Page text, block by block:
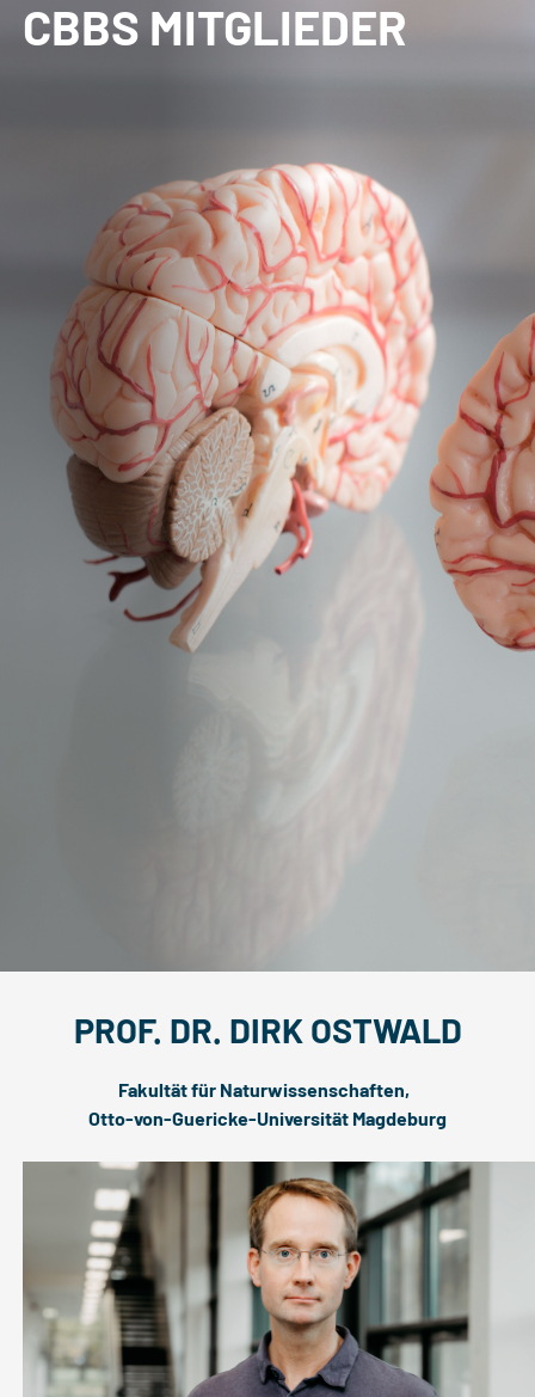
CBBS MITGLIEDER
PROF. DR. DIRK OSTWALD
Fakultät für Naturwissenschaften,
Otto-von-Guericke-Universität Magdeburg